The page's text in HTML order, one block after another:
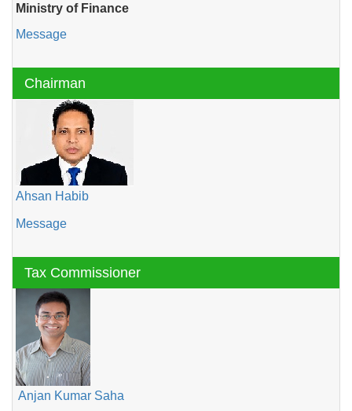
Ministry of Finance
Message
Chairman
Ahsan Habib
Message
Tax Commissioner
Anjan Kumar Saha